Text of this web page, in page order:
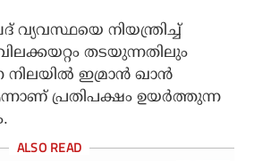
വ്യവസ്ഥയെ നിയന്ത്രിച്ച്
തടയുന്നതിലും
നിലയില്‍ ഇമ്രാന്‍ ഖാന്‍
പ്രതിപക്ഷം ഉയര്‍ത്തുന്ന